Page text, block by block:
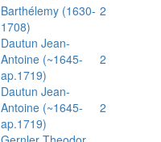
Barthélemy (1630-
1708)
2
Dautun Jean-
Antoine (~1645-
ap.1719)
2
Dautun Jean-
Antoine (~1645-
ap.1719)
2